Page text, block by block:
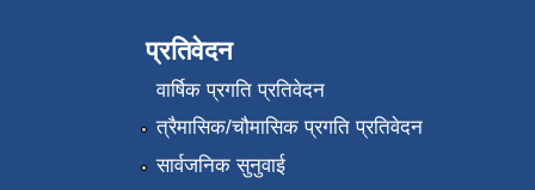
प्रतिवेदन
वार्षिक प्रगति प्रतिवेदन
त्रैमासिक/चौमासिक प्रगति प्रतिवेदन
सार्वजनिक सुनुवाई